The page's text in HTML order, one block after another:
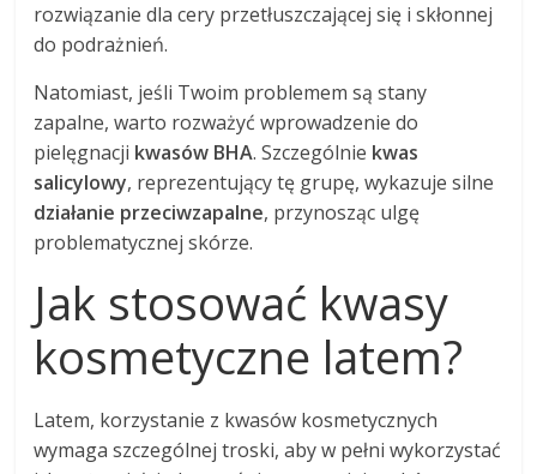
rozwiązanie dla cery przetłuszczającej się i skłonnej
do podrażnień.
Natomiast, jeśli Twoim problemem są stany
zapalne, warto rozważyć wprowadzenie do
pielęgnacji kwasów BHA. Szczególnie kwas
salicylowy, reprezentujący tę grupę, wykazuje silne
działanie przeciwzapalne, przynosząc ulgę
problematycznej skórze.
Jak stosować kwasy
kosmetyczne latem?
Latem, korzystanie z kwasów kosmetycznych
wymaga szczególnej troski, aby w pełni wykorzystać